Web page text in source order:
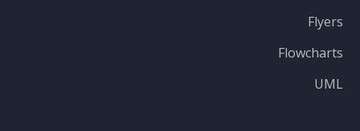
Flyers
Flowcharts
UML